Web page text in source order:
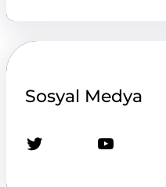
Sosyal Medya
Twitter YouTube